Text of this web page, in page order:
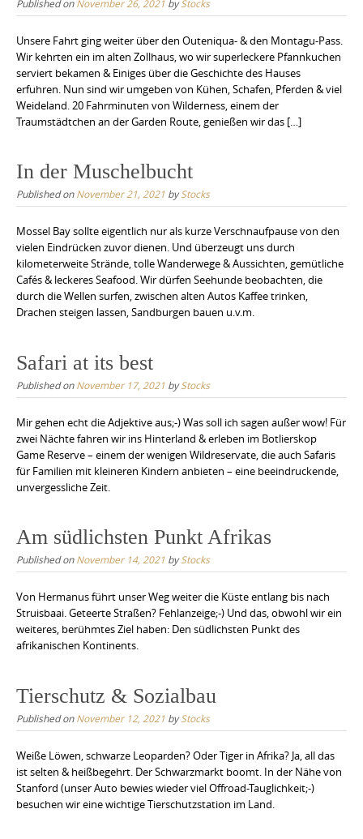
Published onNovember 26, 2021 byStocks
Unsere Fahrt ging weiter über den Outeniqua- & den Montagu-Pass.
Wir kehrten ein im alten Zollhaus, wo wir superleckere Pfannkuchen
serviert bekamen & Einiges über die Geschichte des Hauses
erfuhren. Nun sind wir umgeben von Kühen, Schafen, Pferden & viel
Weideland. 20 Fahrminuten von Wilderness, einem der
Traumstädtchen an der Garden Route, genießen wir das […]
In der Muschelbucht
Published onNovember 21, 2021 byStocks
Mossel Bay sollte eigentlich nur als kurze Verschnaufpause von den
vielen Eindrücken zuvor dienen. Und überzeugt uns durch
kilometerweite Strände, tolle Wanderwege & Aussichten, gemütliche
Cafés & leckeres Seafood. Wir dürfen Seehunde beobachten, die
durch die Wellen surfen, zwischen alten Autos Kaffee trinken,
Drachen steigen lassen, Sandburgen bauen u.v.m.
Safari at its best
Published onNovember 17, 2021 byStocks
Mir gehen echt die Adjektive aus;-) Was soll ich sagen außer wow! Für
zwei Nächte fahren wir ins Hinterland & erleben im Botlierskop
Game Reserve – einem der wenigen Wildreservate, die auch Safaris
für Familien mit kleineren Kindern anbieten – eine beeindruckende,
unvergessliche Zeit.
Am südlichsten Punkt Afrikas
Published onNovember 14, 2021 byStocks
Von Hermanus führt unser Weg weiter die Küste entlang bis nach
Struisbaai. Geteerte Straßen? Fehlanzeige;-) Und das, obwohl wir ein
weiteres, berühmtes Ziel haben: Den südlichsten Punkt des
afrikanischen Kontinents.
Tierschutz & Sozialbau
Published onNovember 12, 2021 byStocks
Weiße Löwen, schwarze Leoparden? Oder Tiger in Afrika? Ja, all das
ist selten & heißbegehrt. Der Schwarzmarkt boomt. In der Nähe von
Stanford (unser Auto bewies wieder viel Offroad-Tauglichkeit;-)
besuchen wir eine wichtige Tierschutzstation im Land.